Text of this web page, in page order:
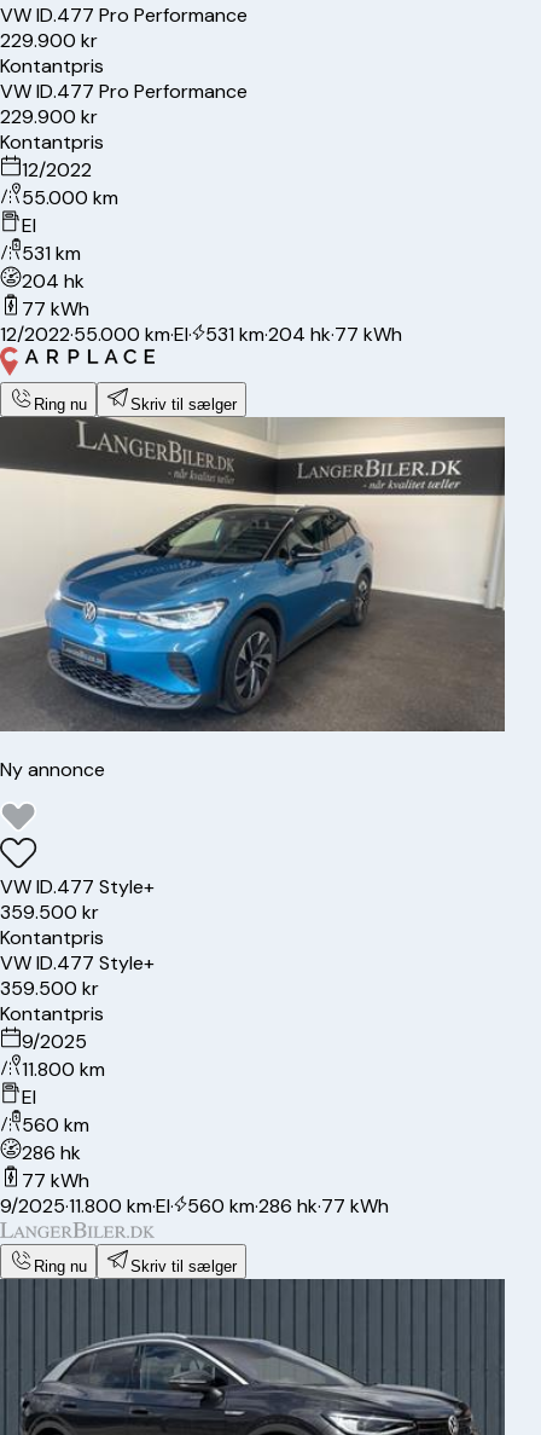
VWID.477 Pro Performance
229.900 kr
Kontantpris
VWID.477 Pro Performance
229.900 kr
Kontantpris
12/2022
55.000 km
El
531 km
204 hk
77 kWh
12/2022·55.000 km·El· 531 km·204 hk·77 kWh
Ring nu Skriv til sælger
Ny annonce
VWID.477 Style+
359.500 kr
Kontantpris
VWID.477 Style+
359.500 kr
Kontantpris
9/2025
11.800 km
El
560 km
286 hk
77 kWh
9/2025·11.800 km·El· 560 km·286 hk·77 kWh
Ring nu Skriv til sælger